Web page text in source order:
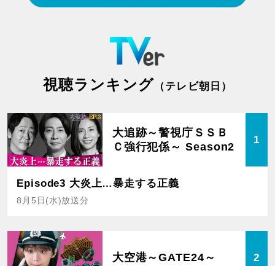
視聴ランキング （テレビ朝日）
大追跡～警視庁ＳＳＢ
Ｃ強行犯係～ Season2
1
Episode3 大炎上…暴走する正義
8月5日(水)放送分
大空港～GATE24～ 2